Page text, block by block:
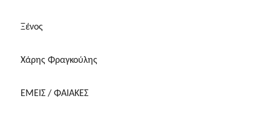
Ξένος
Χάρης Φραγκούλης
ΕΜΕΙΣ / ΦΑΙΑΚΕΣ